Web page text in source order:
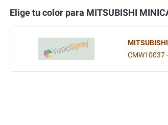
Elige tu color para MITSUBISHI
CMW10037